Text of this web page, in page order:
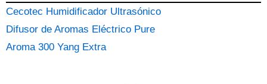
Cecotec Humidificador Ultrasónico
Difusor de Aromas Eléctrico Pure
Aroma 300 Yang Extra